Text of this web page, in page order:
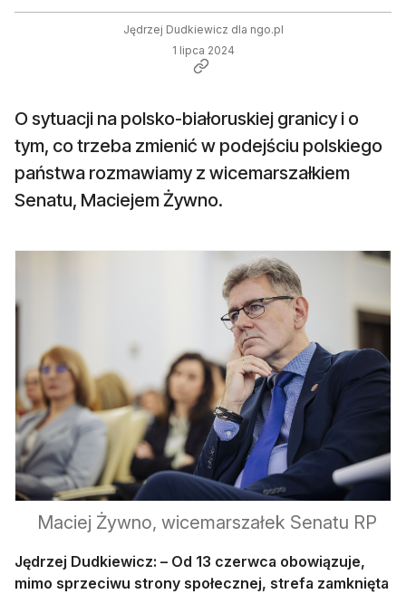
Jędrzej Dudkiewicz dla ngo.pl
1 lipca 2024
O sytuacji na polsko-białoruskiej granicy i o
tym, co trzeba zmienić w podejściu polskiego
państwa rozmawiamy z wicemarszałkiem
Senatu, Maciejem Żywno.
Maciej Żywno, wicemarszałek Senatu RP
Jędrzej Dudkiewicz: – Od 13 czerwca obowiązuje,
mimo sprzeciwu strony społecznej, strefa zamknięta